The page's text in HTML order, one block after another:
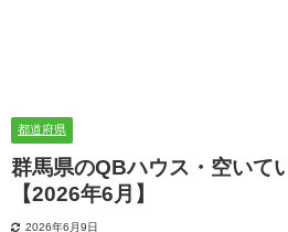
都道府県
群馬県のQBハウス・空いて
【2026年6月】
2026年6月9日